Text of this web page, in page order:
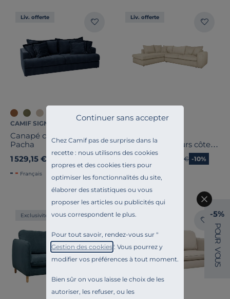
Chez Camif pas de surprise dans la
recette : nous utilisons des cookies
propres et des cookies tiers pour
optimiser les fonctionnalités du site,
élaborer des statistiques ou vous
proposer les articles ou publicités qui
vous correspondent le plus.
Pour tout savoir, rendez-vous sur "
Gestion des cookies". Vous pourrez y
modifier vos préférences à tout moment.
Bien sûr on vous laisse le choix de les
autoriser, les refuser, ou les
Continuer sans accepter
Liv. offerte
CAMIF SIGNATURE
Canapé convertible tissu
Pacha
1 529,15 €
Français
Liv. offerte
CAMIF SIGNATURE
Canapé d'angle
convertible velours côtelé
Otto
Ancien prix
2 399,00 € -10%
Français
Exclusivité Exclusivité -5%
P
O
U
R
V
O
U
S